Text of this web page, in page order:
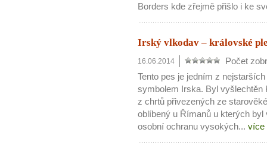
Borders kde zřejmě přišlo i ke
Irský vlkodav – královské
16.06.2014
Počet
Tento pes je jedním z
symbolem Irska. Byl vyšlechtěn
z chrtů přivezených ze
oblíbený u Římanů u kterých
osobní ochranu vysokých... více